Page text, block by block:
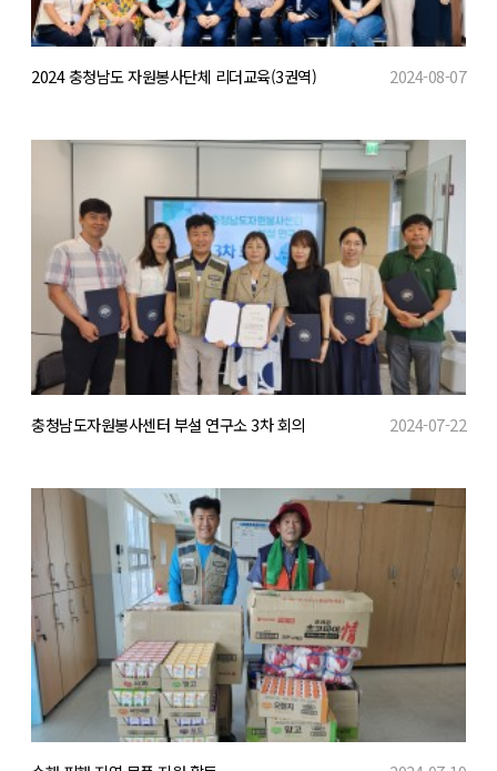
2024 충청남도 자원봉사단체 리더교육(3권역) 2024-08-07
충청남도자원봉사센터 부설 연구소 3차 회의 2024-07-22